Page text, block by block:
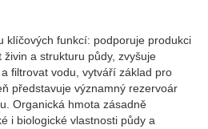
klíčových funkcí: podporuje produkci
a strukturu půdy, zvyšuje
filtrovat vodu, vytváří základ pro
představuje významný rezervoár
Organická hmota zásadně
i biologické vlastnosti půdy a